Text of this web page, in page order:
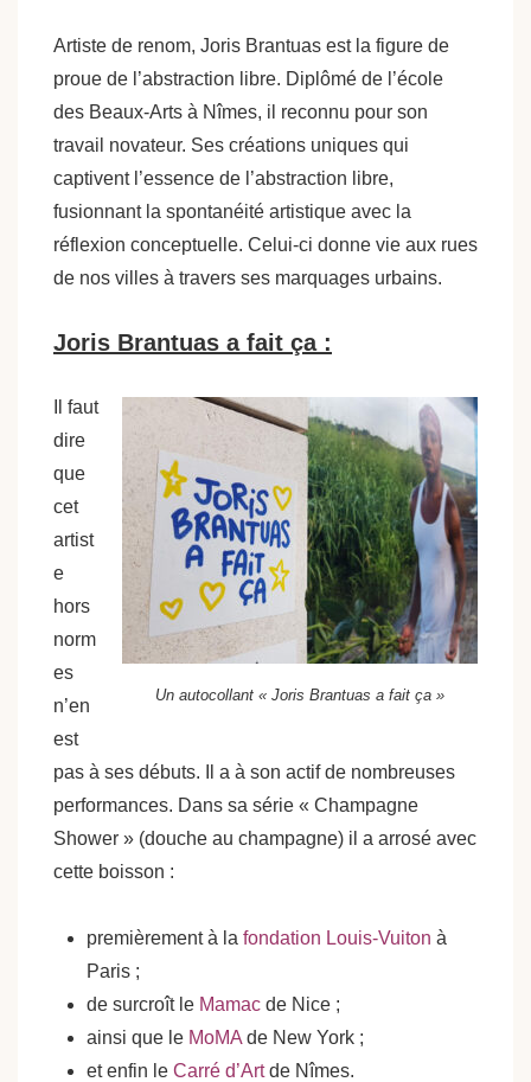
Artiste de renom, Joris Brantuas est la figure de
proue de l’abstraction libre. Diplômé de l’école
des Beaux-Arts à Nîmes, il reconnu pour son
travail novateur. Ses créations uniques qui
captivent l’essence de l’abstraction libre,
fusionnant la spontanéité artistique avec la
réflexion conceptuelle. Celui-ci donne vie aux rues
de nos villes à travers ses marquages urbains.
Joris Brantuas a fait ça :
Un autocollant « Joris Brantuas a fait ça »
Il faut
dire
que
cet
artist
e
hors
norm
es
n’en
est
pas à ses débuts. Il a à son actif de nombreuses
performances. Dans sa série « Champagne
Shower » (douche au champagne) il a arrosé avec
cette boisson :
premièrement à la fondation Louis-Vuiton à
Paris ;
de surcroît le Mamac de Nice ;
ainsi que le MoMA de New York ;
et enfin le Carré d’Art de Nîmes.